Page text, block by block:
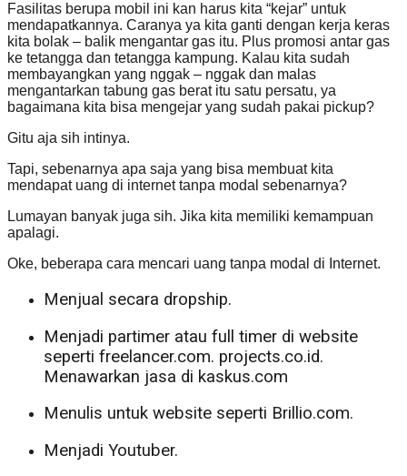
Fasilitas berupa mobil ini kan harus kita “kejar” untuk
mendapatkannya. Caranya ya kita ganti dengan kerja keras
kita bolak – balik mengantar gas itu. Plus promosi antar gas
ke tetangga dan tetangga kampung. Kalau kita sudah
membayangkan yang nggak – nggak dan malas
mengantarkan tabung gas berat itu satu persatu, ya
bagaimana kita bisa mengejar yang sudah pakai pickup?
Gitu aja sih intinya.
Tapi, sebenarnya apa saja yang bisa membuat kita
mendapat uang di internet tanpa modal sebenarnya?
Lumayan banyak juga sih. Jika kita memiliki kemampuan
apalagi.
Oke, beberapa cara mencari uang tanpa modal di Internet.
Menjual secara dropship.
Menjadi partimer atau full timer di website
seperti freelancer.com. projects.co.id.
Menawarkan jasa di kaskus.com
Menulis untuk website seperti Brillio.com.
Menjadi Youtuber.